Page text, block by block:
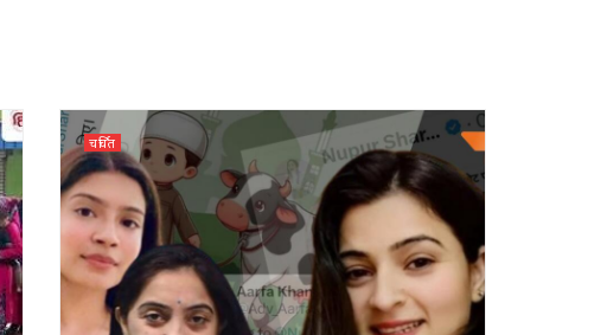
चर्चित